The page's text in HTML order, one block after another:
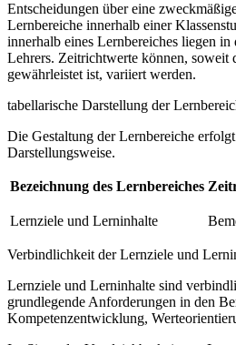
Entscheidungen über eine
Lernbereiche innerhalb einer
innerhalb eines Lernbereiches liegen
Lehrers. Zeitrichtwerte können, soweit
gewährleistet ist, variiert werden.
tabellarische Darstellung der
Die Gestaltung der Lernbereiche
Darstellungsweise.
Bezeichnung des Lernbereiches
Lernziele und Lerninhalte
Verbindlichkeit der Lernziele und
Lernziele und Lerninhalte sind
grundlegende Anforderungen in den
Kompetenzentwicklung,